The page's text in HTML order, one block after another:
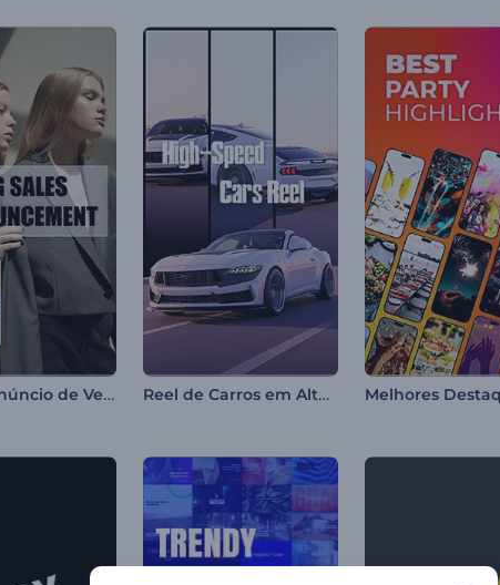
Grande Anúncio de Vendas Reel de Carros em Alta Velocidade